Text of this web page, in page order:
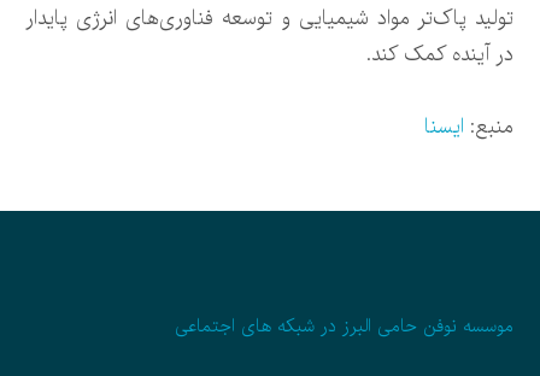
تولید پاک‌تر مواد شیمیایی و توسعه فناوری‌های انرژی پایدار
در آینده کمک کند.
منبع: ایسنا
موسسه نوفن حامی البرز در شبکه های اجتماعی